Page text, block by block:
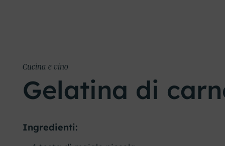
Cucina e vino
Gelatina di
Ingredienti: